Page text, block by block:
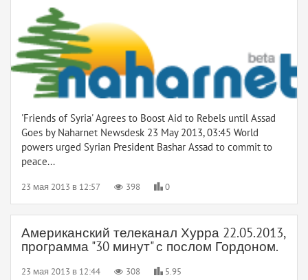
'Friends of Syria' Agrees to Boost Aid to Rebels until Assad
Goes by Naharnet Newsdesk 23 May 2013, 03:45 World
powers urged Syrian President Bashar Assad to commit to
peace...
23 мая 2013 в 12:57 398 0
Американский телеканал Хурра 22.05.2013,
программа "30 минут" с послом Гордоном.
23 мая 2013 в 12:44 308 5.95